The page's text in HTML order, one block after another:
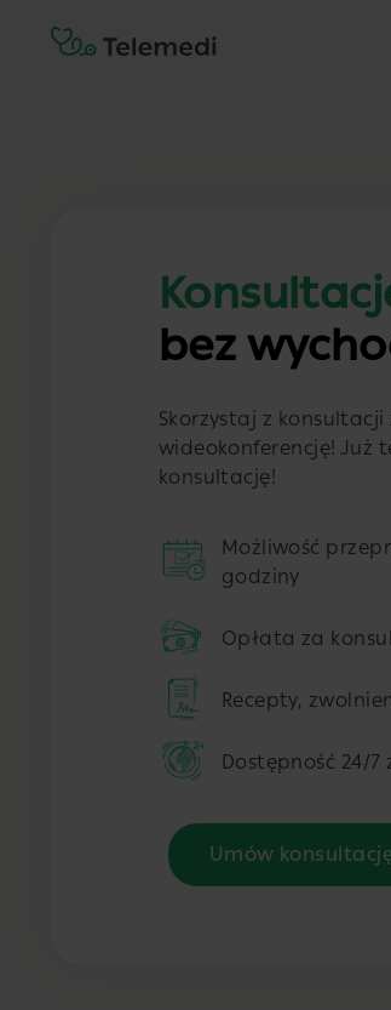
bez
Skorzystaj z
wideokonferencję! Już
konsultację!
Możliwość
godziny
Opłata za
Recepty,
Dostępność 24/
Umów